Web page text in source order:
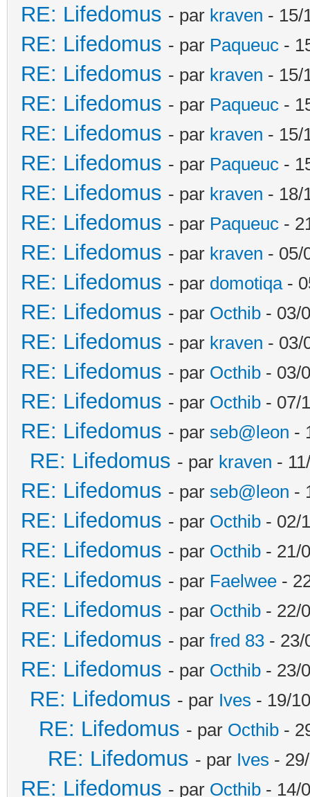
RE: Lifedomus - par kraven - 15/
RE: Lifedomus - par Paqueuc -
RE: Lifedomus - par kraven - 15/
RE: Lifedomus - par Paqueuc -
RE: Lifedomus - par kraven - 15/
RE: Lifedomus - par Paqueuc -
RE: Lifedomus - par kraven - 18/
RE: Lifedomus - par Paqueuc -
RE: Lifedomus - par kraven - 05/
RE: Lifedomus - par domotiqa-
RE: Lifedomus - par Octhib - 03/
RE: Lifedomus - par kraven - 03/
RE: Lifedomus - par Octhib - 03/
RE: Lifedomus - par Octhib - 07/
RE: Lifedomus - par seb@leon -
RE: Lifedomus - par kraven -
RE: Lifedomus - par seb@leon -
RE: Lifedomus - par Octhib - 02/
RE: Lifedomus - par Octhib - 21/
RE: Lifedomus - par Faelwee -
RE: Lifedomus - par Octhib - 22/
RE: Lifedomus - par fred 83 - 23/
RE: Lifedomus - par Octhib - 23/
RE: Lifedomus - par Ives - 19/
RE: Lifedomus - par Octhib -
RE: Lifedomus - par Ives -
RE: Lifedomus - par Octhib - 14/